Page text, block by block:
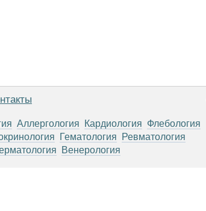
Аллергология Кардиология Флебология
Гематология
Ревматология
Венерология